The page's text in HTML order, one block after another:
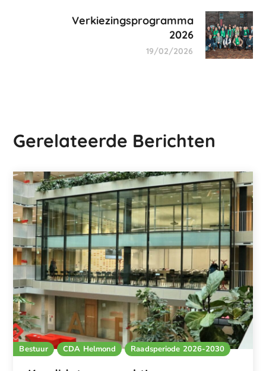
Verkiezingsprogramma
2026
19/02/2026
Gerelateerde Berichten
Bestuur CDA Helmond Raadsperiode 2026-2030